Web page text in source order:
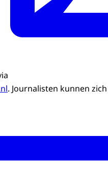
. Journalisten kunnen